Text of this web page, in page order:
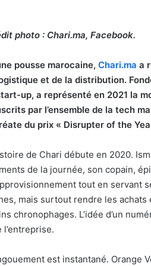
photo : Chari.ma, Facebook.
pousse marocaine, Chari.ma a
et de la distribution.
up, a représenté en 2021 la
par l’ensemble de la tech
du prix « Disrupter of the
de Chari débute en 2020.
de la journée, son copain,
tout en servant
mais surtout rendre les
chronophages. L’idée d’un
l’entreprise.
est instantané. Orange